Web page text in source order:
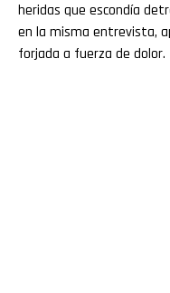
heridas que escondía
en la misma entrevista,
forjada a fuerza de dolor.